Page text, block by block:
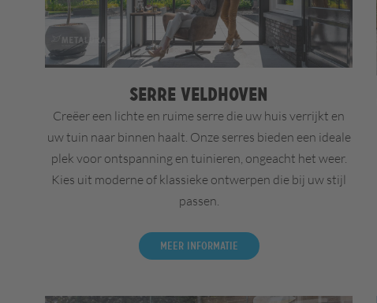
Serre Veldhoven
Creëer een lichte en ruime serre die uw huis verrijkt en
uw tuin naar binnen haalt. Onze serres bieden een ideale
plek voor ontspanning en tuinieren, ongeacht het weer.
Kies uit moderne of klassieke ontwerpen die bij uw stijl
passen.
Meer informatie